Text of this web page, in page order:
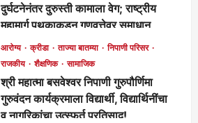
दुर्घटनेनंतर दुरुस्ती कामाला वेग; राष्ट्रीय
महामार्ग पथकाकडून गुणवत्तेवर समाधान,
लवकरच काम पूर्ण होणार!
मुख्य संपादक 2 days ago
आरोग्य क्रीडा ताज्या बातम्या
निपाणी परिसर
राजकीय
शैक्षणिक सामाजिक
श्री महात्मा बसवेश्वर निपाणी गुरुपौर्णिमा
गुरुवंदन कार्यक्रमाला विद्यार्थी, विद्यार्थिनींचा
व नागरिकांचा उत्स्फूर्त प्रतिसाद!